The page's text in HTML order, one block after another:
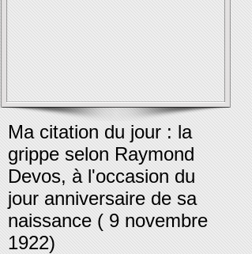
Ma citation du jour : la
grippe selon Raymond
Devos, à l'occasion du
jour anniversaire de sa
naissance ( 9 novembre
1922)